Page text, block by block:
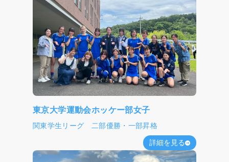
東京大学運動会ホッケー部女子
関東学生リーグ 二部優勝・一部昇格
詳細を見る